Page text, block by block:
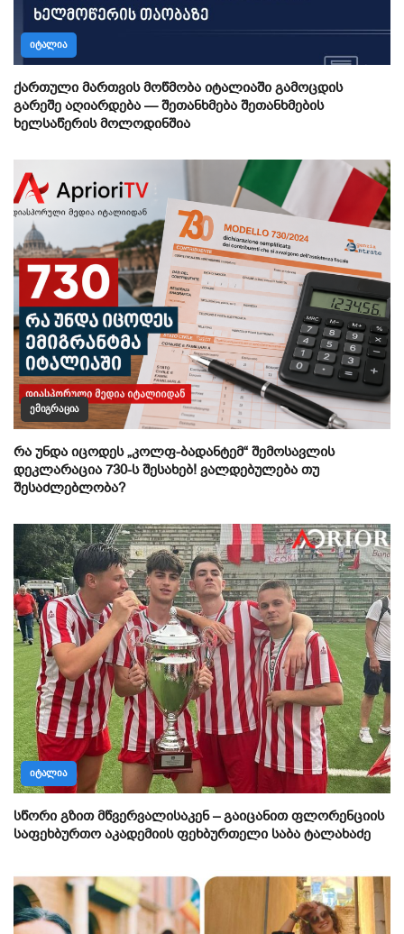
ᲘᲢᲐᲚᲘᲐ
ქართული მართვის მოწმობა იტალიაში გამოცდის
გარეშე აღიარდება — შეთანხმება შეთანხმების
ხელსაწერის მოლოდინშია
ᲔᲛᲘᲒᲠᲐᲪᲘᲐ
რა უნდა იცოდეს „კოლფ-ბადანტემ“ შემოსავლის
დეკლარაცია 730-ს შესახებ! ვალდებულება თუ
შესაძლებლობა?
ᲘᲢᲐᲚᲘᲐ
სწორი გზით მწვერვალისაკენ – გაიცანით ფლორენციის
საფეხბურთო აკადემიის ფეხბურთელი საბა ტალახაძე